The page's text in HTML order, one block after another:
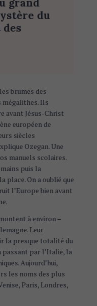
du
brumes des
mégalithes. Ils
avant Jésus-Christ
européen de
siècles
Ozegan. Une
manuels scolaires.
puis la
place. On a oublié que
l’Europe bien avant
à environ –
Leur
la presque totalité du
passant par l’Italie, la
Aujourd’hui,
les noms des plus
Paris, Londres,